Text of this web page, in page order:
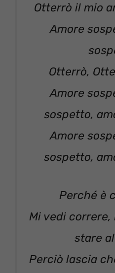
Otterrò il mio
Amore
Otterrò,
Amore
sospetto,
Amore
sospetto,
Perché è
Mi vedi
stare
Perciò lascia